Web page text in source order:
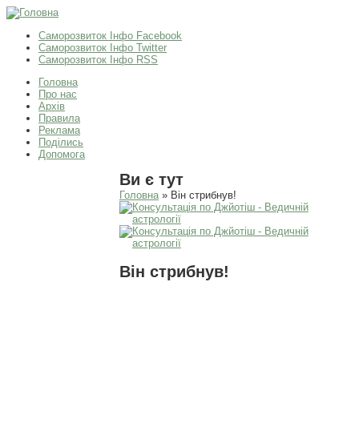
Саморозвиток Інфо Facebook
Саморозвиток Інфо Twitter
Саморозвиток Інфо RSS
Головна
Про нас
Архів
Правила
Реклама
Поділись
Допомога
Ви є тут
Головна» Він стрибнув!
Він стрибнув!